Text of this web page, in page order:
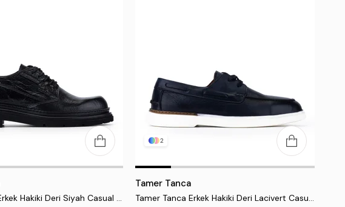
Tamer Tanca Erkek Hakiki Deri Siyah Casual Ayakkabı
2
Tamer Tanca
Tamer Tanca Erkek Hakiki Deri Lacivert Casual Ayakkabı